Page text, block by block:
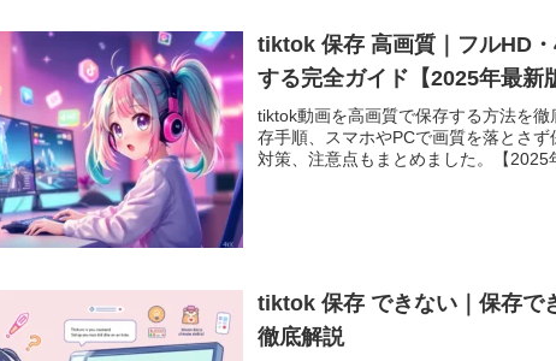
tiktok 保存 高画質｜フルHD
する完全ガイド【2025年最新
tiktok動画を高画質で保存する方法を
存手順、スマホやPCで画質を落とさ
対策、注意点もまとめました。【2025
tiktok 保存 できない｜保存で
徹底解説